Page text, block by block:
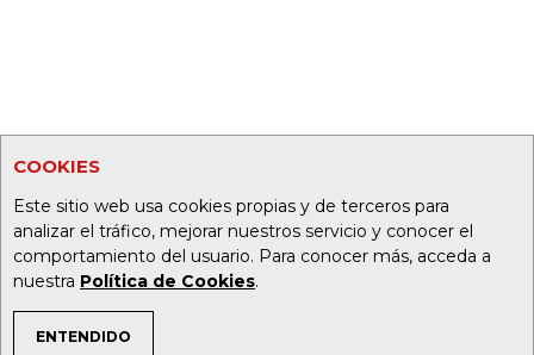
COOKIES
Este sitio web usa cookies propias y de terceros para
analizar el tráfico, mejorar nuestros servicio y conocer el
comportamiento del usuario. Para conocer más, acceda a
nuestra Política de Cookies.
ENTENDIDO